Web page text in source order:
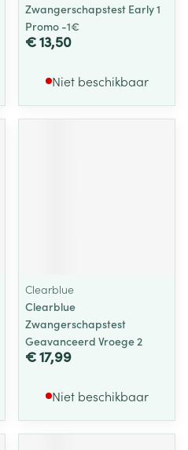
Zwangerschapstest Early 1
Promo -1€
€ 13,50
Niet beschikbaar
Clearblue
Clearblue
Zwangerschapstest
Geavanceerd Vroege 2
€ 17,99
Niet beschikbaar